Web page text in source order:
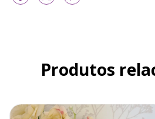
Produtos